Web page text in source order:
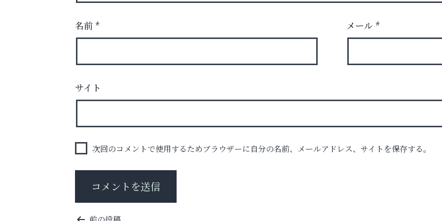
お子さまにも大人にも、優しく寄り添う
OTTO南芦屋浜皮膚科クリニック、開院！
名前 * メール *
サイト
次回のコメントで使用するためブラウザーに自分の名前、メールアドレス、サイトを保存する。